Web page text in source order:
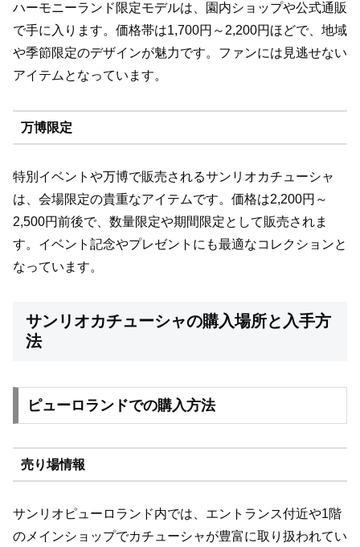
ハーモニーランド限定モデルは、園内ショップや公式通販
で手に入ります。価格帯は1,700円～2,200円ほどで、地域
や季節限定のデザインが魅力です。ファンには見逃せない
アイテムとなっています。
万博限定
特別イベントや万博で販売されるサンリオカチューシャ
は、会場限定の貴重なアイテムです。価格は2,200円～
2,500円前後で、数量限定や期間限定として販売されま
す。イベント記念やプレゼントにも最適なコレクションと
なっています。
サンリオカチューシャの購入場所と入手方
法
ピューロランドでの購入方法
売り場情報
サンリオピューロランド内では、エントランス付近や1階
のメインショップでカチューシャが豊富に取り扱われてい